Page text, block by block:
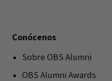
Conócenos
Sobre OBS Alumni
OBS Alumni Awards